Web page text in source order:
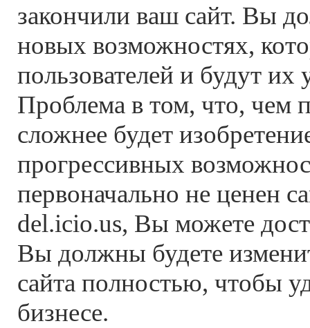
закончили ваш сайт. Вы
новых возможностях,
пользователей и будут их
Проблема в том, что, чем
сложнее будет
прогрессивных
первоначально не ценен
del.icio.us, Вы можете
Вы должны будете
сайта полностью, чтобы
бизнесе.